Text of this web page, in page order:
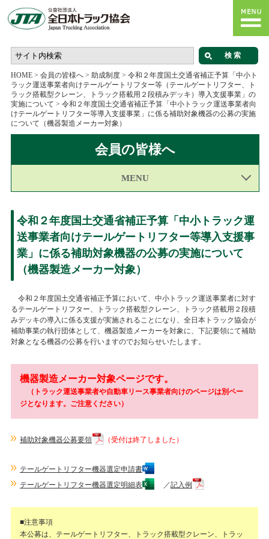
HOME> 会員の皆様へ> 助成制度> 令和２年度国土交通省補正予算「中小ト
ラック運送事業者向けテールゲートリフター等（テールゲートリフター、ト
ラック搭載型クレーン、トラック搭載用２段積みデッキ）導入支援事業」の
実施について > 令和２年度国土交通省補正予算「中小トラック運送事業者向
けテールゲートリフター等導入支援事業」に係る補助対象機器の公募の実施
について（機器製造メーカー対象）
会員の皆様へ
MENU
令和２年度国土交通省補正予算「中小トラック運
送事業者向けテールゲートリフター等導入支援事
業」に係る補助対象機器の公募の実施について
（機器製造メーカー対象）
令和２年度国土交通省補正予算において、中小トラック運送事業者に対す
るテールゲートリフター、トラック搭載型クレーン、トラック搭載用２段積
みデッキの導入に係る支援が実施されることになり、全日本トラック協会が
補助事業の執行団体として、機器製造メーカーを対象に、下記要領にて補助
対象となる機器の公募を行いますのでお知らせいたします。
機器製造メーカー対象ページです。
（トラック運送事業者や自動車リース事業者向けのページは別ペー
ジとなります。ご注意ください）
補助対象機器公募要領 （受付は終了しました）
テールゲートリフター機器選定申請書
テールゲートリフター機器選定明細表
／記入例
■注意事項
本公募は、テールゲートリフター、トラック搭載型クレーン、トラッ